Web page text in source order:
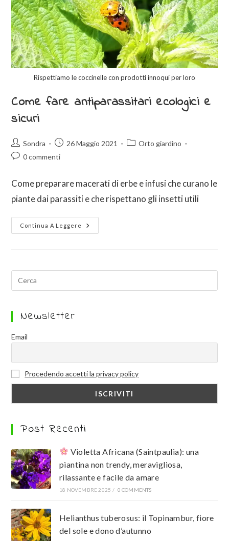
Rispettiamo le coccinelle con prodotti innoqui per loro
Come fare antiparassitari ecologici e
sicuri
Sondra 26 Maggio 2021
Orto giardino
0 commenti
Come preparare macerati di erbe e infusi che curano le
piante dai parassiti e che rispettano gli insetti utili
Continua A Leggere
Newsletter
Email
Procedendo accetti la privacy policy
Post Recenti
Violetta Africana (Saintpaulia): una
piantina non trendy, meravigliosa,
rilassante e facile da amare
18 NOVEMBRE 2025 / 0 COMMENTS
Helianthus tuberosus: il Topinambur, fiore
del sole e dono d’autunno